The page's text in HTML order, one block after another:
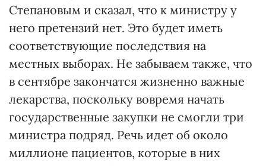
Степановым и сказал, что к министру у
него претензий нет. Это будет иметь
соответствующие последствия на
местных выборах. Не забываем также, что
в сентябре закончатся жизненно важные
лекарства, поскольку вовремя начать
государственные закупки не смогли три
министра подряд. Речь идет об около
миллионе пациентов, которые в них